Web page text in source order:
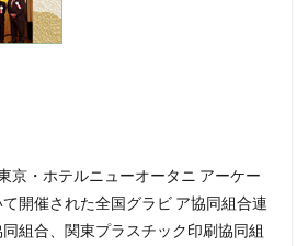
京・ホテルニューオータニ アーケー
開催された全国グラビ ア協同組合連
組合、関東プラスチック印刷協同組